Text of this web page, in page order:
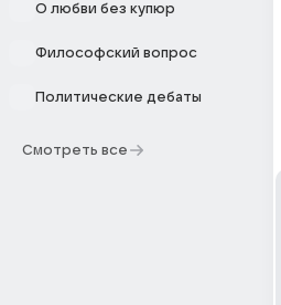
О любви без купюр
Философский вопрос
Политические дебаты
Смотреть все